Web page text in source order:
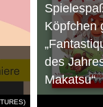
Köpfchen
des
Makatsu“